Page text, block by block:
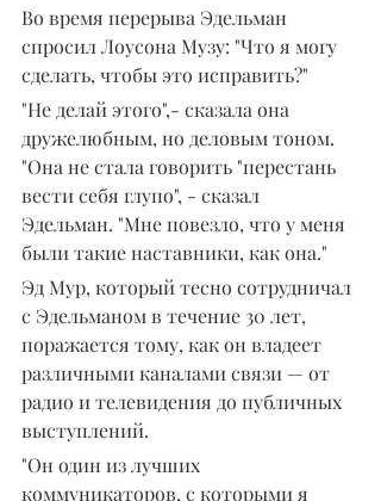
Во время перерыва Эдельман
спросил Лоусона Музу: "Что я могу
сделать, чтобы это исправить?"
"Не делай этого",- сказала она
дружелюбным, но деловым тоном.
"Она не стала говорить "перестань
вести себя глупо", - сказал
Эдельман. "Мне повезло, что у меня
были такие наставники, как она."
Эд Мур, который тесно сотрудничал
с Эдельманом в течение 30 лет,
поражается тому, как он владеет
различными каналами связи — от
радио и телевидения до публичных
выступлений.
"Он один из лучших
коммуникаторов, с которыми я